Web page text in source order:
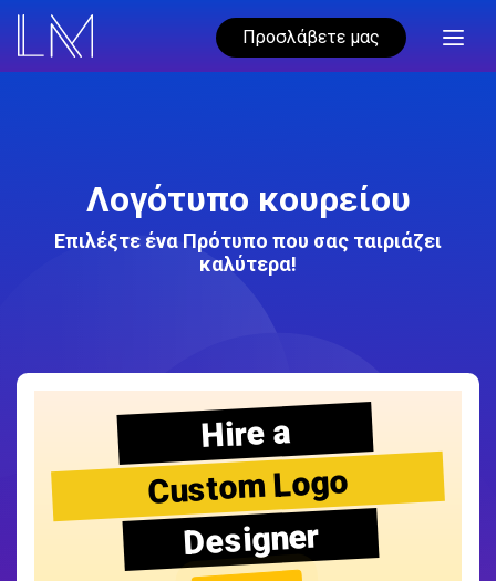
Προσλάβετε μας
Λογότυπο κουρείου
Επιλέξτε ένα Πρότυπο που σας ταιριάζει
καλύτερα!
Hire a
Custom Logo
Designer